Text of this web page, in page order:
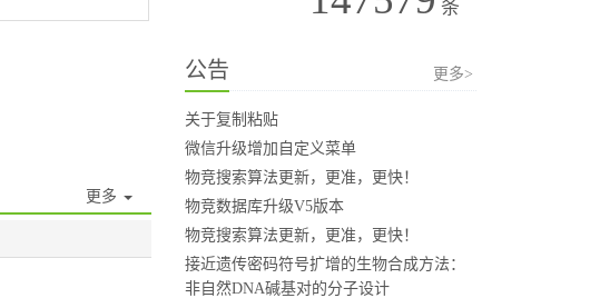
更多
条
公告 更多>
关于复制粘贴
微信升级增加自定义菜单
物竞搜索算法更新，更准，更快！
物竞数据库升级V5版本
物竞搜索算法更新，更准，更快！
接近遗传密码符号扩增的生物合成方法：
非自然DNA碱基对的分子设计